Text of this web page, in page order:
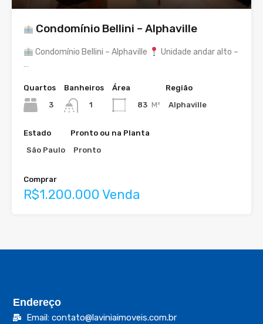
Condomínio Bellini – Alphaville
Condomínio Bellini – Alphaville
Unidade andar alto –
…
Quartos
3
Banheiros
1
Área
83 M²
Região
Alphaville
Estado
São Paulo
Pronto ou na Planta
Pronto
Comprar
R$1.200.000 Venda
Endereço
Email: contato@laviniaimoveis.com.br